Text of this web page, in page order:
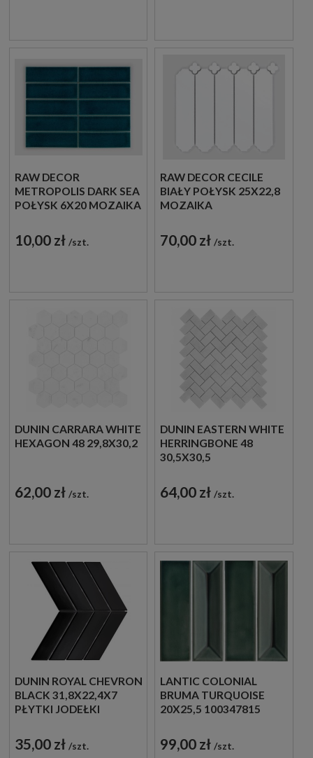
RAW DECOR
METROPOLIS DARK SEA
POŁYSK 6X20 MOZAIKA
DEKORACYJNA
10,00 zł szt.
RAW DECOR CECILE
BIAŁY POŁYSK 25X22,8
MOZAIKA
70,00 zł szt.
DUNIN CARRARA WHITE
HEXAGON 48 29,8X30,2
62,00 zł szt.
DUNIN EASTERN WHITE
HERRINGBONE 48
30,5X30,5
64,00 zł szt.
DUNIN ROYAL CHEVRON
BLACK 31,8X22,4X7
PŁYTKI JODEŁKI
35,00 zł szt.
LANTIC COLONIAL
BRUMA TURQUOISE
20X25,5 100347815
DEKORACYJNA W
ZIELONYM ODCIENIU
99,00 zł szt.